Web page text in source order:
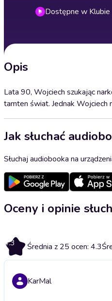
Dostępne w Klubie
Opis
Lata 90, Wojciech szukając
tamten świat. Jednak Wojciech
Jak słuchać
Słuchaj audiobooka na
Oceny i opinie
4.3 Średnia z 25 ocen: 4.3
KarMal